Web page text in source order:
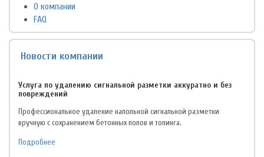
О компании
FAQ
Новости компании
Услуга по удалению сигнальной разметки аккуратно и без
повреждений
Профессиональное удаление напольной сигнальной разметки
вручную с сохранением бетонных полов и топинга.
Подробнее